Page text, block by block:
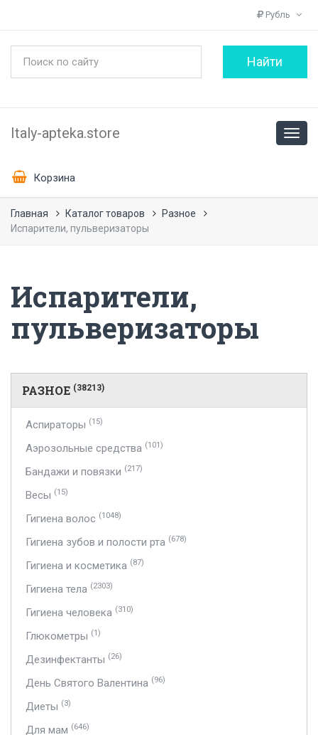
Рубль
Italy-apteka.store
Корзина
Главная Каталог товаров
Разное
Испарители, пульверизаторы
Испарители,
пульверизаторы
РАЗНОЕ (38213)
Аспираторы (15)
Аэрозольные средства (101)
Бандажи и повязки (217)
Весы (15)
Гигиена волос (1048)
Гигиена зубов и полости рта (678)
Гигиена и косметика (87)
Гигиена тела (2303)
Гигиена человека (310)
Глюкометры (1)
Дезинфектанты (26)
День Святого Валентина (96)
Диеты (3)
Для мам (646)